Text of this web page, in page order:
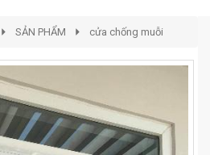
SẢN PHẨM cửa chống muỗi